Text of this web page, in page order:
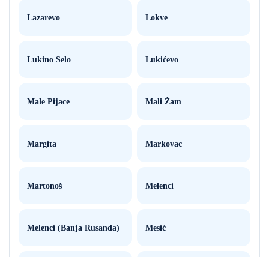
Lazarevo Lokve
Lukino Selo Lukićevo
Male Pijace Mali Žam
Margita Markovac
Martonoš Melenci
Melenci (Banja Rusanda) Mesić